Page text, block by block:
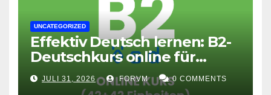
UNCATEGORIZED
Effektiv Deutsch lernen: B2-
Deutschkurs online für
Fortgeschrittene
JULI 31, 2026 FORVM 0 COMMENTS